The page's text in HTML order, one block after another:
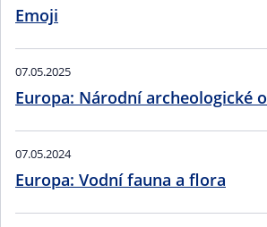
Emoji
07.05.2025
Europa: Národní archeologické
07.05.2024
Europa: Vodní fauna a flora